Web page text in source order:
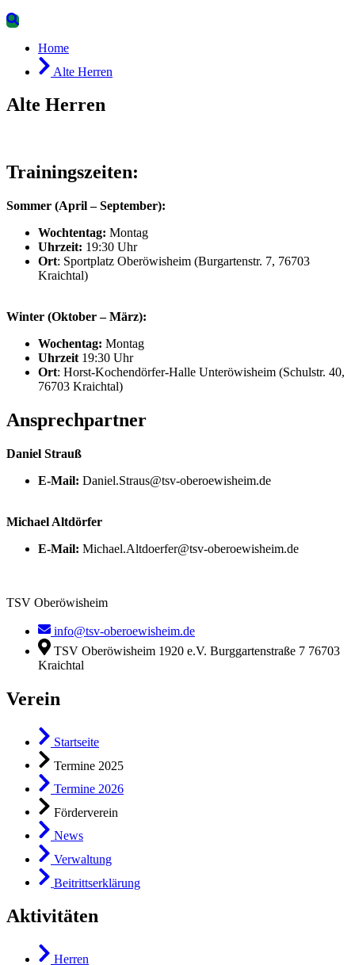
Suchen
Home
Alte Herren
Alte Herren
Trainingszeiten:
Sommer (April – September):
Wochtentag: Montag
Uhrzeit: 19:30 Uhr
Ort: Sportplatz Oberöwisheim (Burgartenstr. 7, 76703
Kraichtal)
Winter (Oktober – März):
Wochentag: Montag
Uhrzeit 19:30 Uhr
Ort: Horst-Kochendörfer-Halle Unteröwisheim (Schulstr. 40,
76703 Kraichtal)
Ansprechpartner
Daniel Strauß
E-Mail: Daniel.Straus@tsv-oberoewisheim.de
Michael Altdörfer
E-Mail: Michael.Altdoerfer@tsv-oberoewisheim.de
TSV Oberöwisheim
info@tsv-oberoewisheim.de
TSV Oberöwisheim 1920 e.V. Burggartenstraße 7 76703
Kraichtal
Verein
Startseite
Termine 2025
Termine 2026
Förderverein
News
Verwaltung
Beitrittserklärung
Aktivitäten
Herren